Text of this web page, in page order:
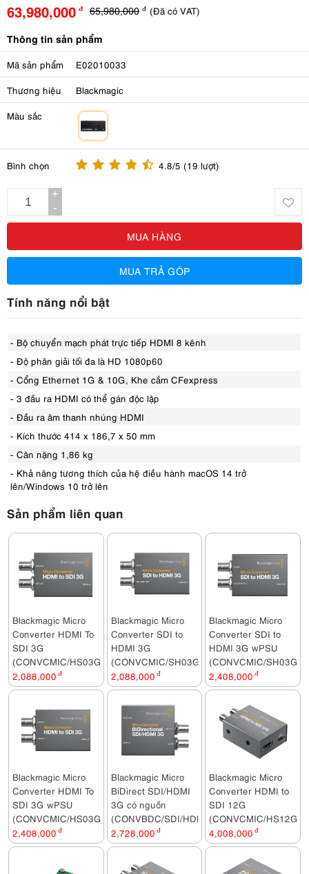
63,980,000 đ 65,980,000 đ (Đã có VAT)
Thông tin sản phẩm
Mã sản phẩm E02010033
Thương hiệu Blackmagic
Màu sắc
Bình chọn 4.8/5 (19 lượt)
+
-
MUA HÀNG
MUA TRẢ GÓP
Tính năng nổi bật
- Bộ chuyển mạch phát trực tiếp HDMI 8 kênh
- Độ phân giải tối đa là HD 1080p60
- Cổng Ethernet 1G & 10G, Khe cắm CFexpress
- 3 đầu ra HDMI có thể gán độc lập
- Đầu ra âm thanh nhúng HDMI
- Kích thước 414 x 186,7 x 50 mm
- Cân nặng 1,86 kg
- Khả năng tương thích của hệ điều hành macOS 14 trở
lên/Windows 10 trở lên
Sản phẩm liên quan
Blackmagic Micro
Converter HDMI To
SDI 3G
(CONVCMIC/HS03G)
2,088,000 đ
Blackmagic Micro
Converter SDI to
HDMI 3G
(CONVCMIC/SH03G)
2,088,000 đ
Blackmagic Micro
Converter SDI to
HDMI 3G wPSU
(CONVCMIC/SH03G/
2,408,000 đ
Blackmagic Micro
Converter HDMI To
SDI 3G wPSU
(CONVCMIC/HS03G/WPSU)
2,408,000 đ
Blackmagic Micro
BiDirect SDI/HDMI
3G có nguồn
(CONVBDC/SDI/HDMI03G/PS)
2,728,000 đ
Blackmagic Micro
Converter HDMI to
SDI 12G
(CONVCMIC/HS12G)
4,008,000 đ